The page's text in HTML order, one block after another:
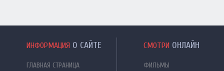
ИНФОРМАЦИЯ О САЙТЕ
ГЛАВНАЯ СТРАНИЦА
СМОТРИ ОНЛАЙН
ФИЛЬМЫ